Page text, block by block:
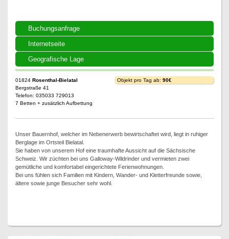
Buchungsanfrage
Internetseite
Geografische Lage
01824 Rosenthal-Bielatal
Bergstraße 41
Telefon: 035033 729013
7 Betten + zusätzlich Aufbettung
Objekt pro Tag ab: 90€
Unser Bauernhof, welcher im Nebenerwerb bewirtschaftet wird, liegt in ruhiger
Berglage im Ortsteil Bielatal.
Sie haben von unserem Hof eine traumhafte Aussicht auf die Sächsische
Schweiz. Wir züchten bei uns Galloway-Wildrinder und vermieten zwei
gemütliche und komfortabel eingerichtete Ferienwohnungen.
Bei uns fühlen sich Familien mit Kindern, Wander- und Kletterfreunde sowie,
ältere sowie junge Besucher sehr wohl.